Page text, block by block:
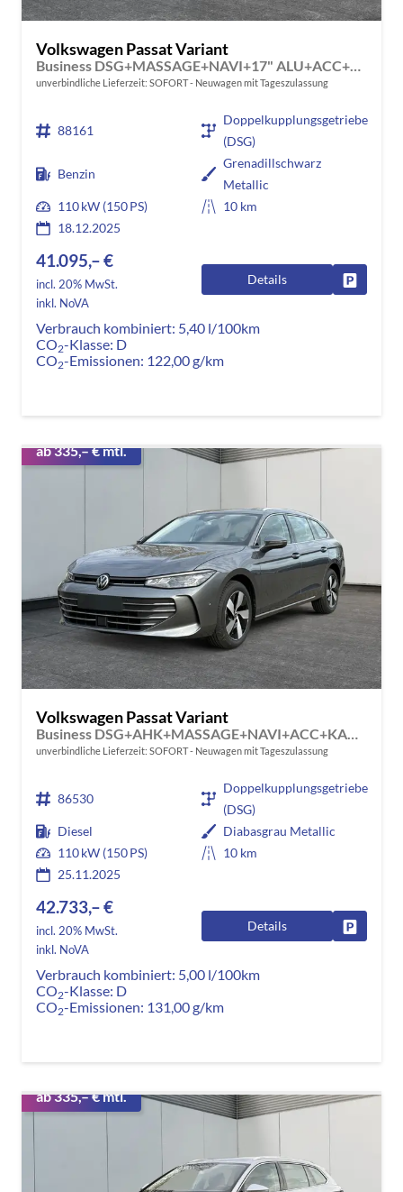
Volkswagen Passat Variant
Business DSG+MASSAGE+NAVI+17" ALU+ACC+KAMERA+LED
unverbindliche Lieferzeit: SOFORT Neuwagen mit Tageszulassung
88161
Doppelkupplungsgetriebe
(DSG)
Benzin
Grenadillschwarz
Metallic
110 kW (150 PS)
10 km
18.12.2025
41.095,– €
incl. 20% MwSt.
inkl. NoVA
Details
Verbrauch kombiniert: 5,40 l/100km
CO2-Klasse: D
CO2-Emissionen: 122,00 g/km
ab 335,– € mtl.
Volkswagen Passat Variant
Business DSG+AHK+MASSAGE+NAVI+ACC+KAMERA+LED+17" ALU
unverbindliche Lieferzeit: SOFORT Neuwagen mit Tageszulassung
86530
Doppelkupplungsgetriebe
(DSG)
Diesel
Diabasgrau Metallic
110 kW (150 PS)
10 km
25.11.2025
42.733,– €
incl. 20% MwSt.
inkl. NoVA
Details
Verbrauch kombiniert: 5,00 l/100km
CO2-Klasse: D
CO2-Emissionen: 131,00 g/km
ab 335,– € mtl.